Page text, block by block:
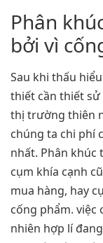
Phân
bởi vì
Sau khi thấu
thiết cần thiết
thị trường thiên
chúng ta chi phí
nhất. Phân khúc
cụm khía cạnh
mua hàng, hay
cống phẩm.
nhiên hợp lí